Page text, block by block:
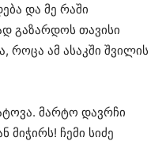
და მე რაში
გაზარდოს თავისი
როცა ამ ასაკში შვილის
მარტო დავრჩი
მიჭირს! ჩემი სიძე